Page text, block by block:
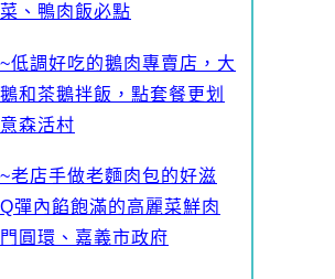
、鴨肉飯必點
低調好吃的鵝肉專賣店，大
和茶鵝拌飯，點套餐更划
森活村
老店手做老麵肉包的好滋
彈內餡飽滿的高麗菜鮮肉
圓環、嘉義市政府